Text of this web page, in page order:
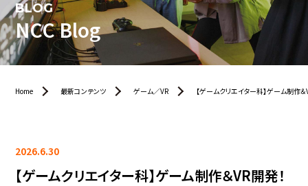
BLOG
NCC Blog
Home 最新コンテンツ ゲーム／VR 【ゲームクリエイター科】ゲーム制作
2026.6.30
【ゲームクリエイター科】ゲーム制作＆VR開発！